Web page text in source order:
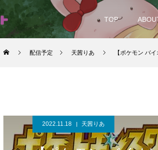
TOP
配信予定 天茜りあ 【ポケモン バ
2022.11.18 天茜りあ